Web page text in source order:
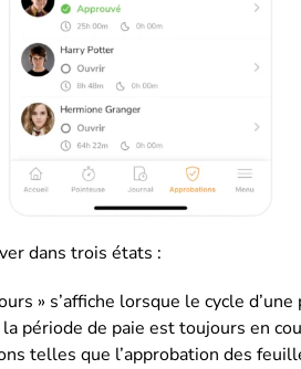
dans trois états :
» s’affiche lorsque le cycle d’une
période de paie est toujours en
telles que l’approbation des